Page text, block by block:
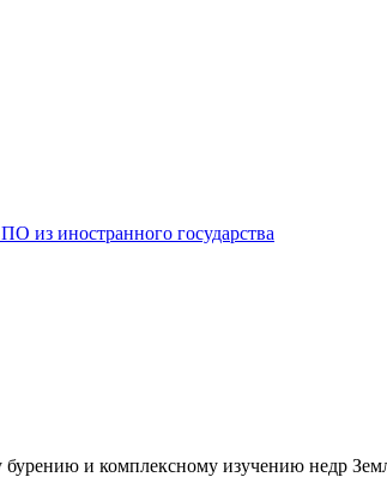
из иностранного государства
бурению и комплексному изучению недр